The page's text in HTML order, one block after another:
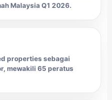
Malaysia Q1 2026.
properties sebagai
mewakili 65 peratus